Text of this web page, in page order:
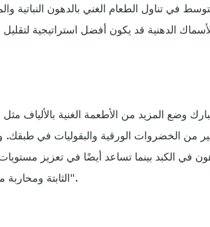
​​في تناول الطعام الغني بالدهون النباتية
وضع المزيد من الأطعمة الغنية بالألياف مثل
من الخضروات الورقية والبقوليات في
في الكبد بينما تساعد أيضًا في تعزيز
الثابتة ومحاربة مقاومة الأنسولين".